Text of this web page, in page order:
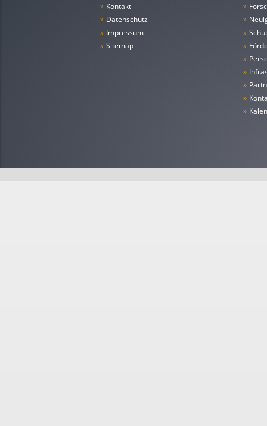
» Kontakt
» Datenschutz
» Impressum
» Sitemap
»
»
»
»
»
»
»
»
»